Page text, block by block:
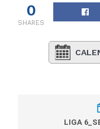
0
SHARES
LIGA